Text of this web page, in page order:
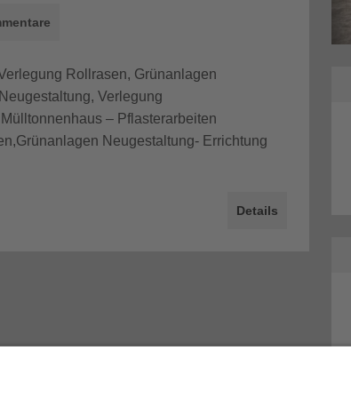
Rollrasen, Grünanlagen
Verlegung
– Pflasterarbeiten
Neugestaltung- Errichtung
Details